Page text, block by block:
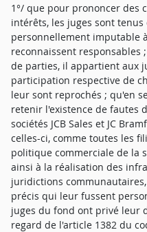
1°/ que pour prononcer des
intérêts, les juges sont
personnellement imputable
reconnaissent
de parties, il appartient aux
participation respective de
leur sont reprochés ; qu'en
retenir l'existence de fautes
sociétés JCB Sales et JC
celles-ci, comme toutes les
politique commerciale de la
ainsi à la réalisation des
juridictions
précis qui leur fussent
juges du fond ont privé leur
regard de l'article 1382 du